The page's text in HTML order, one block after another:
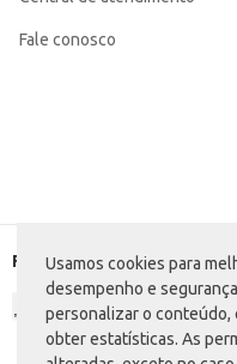
Usamos cookies para
desempenho e
personalizar o conteúdo,
obter estatísticas. As
Fale conosco
Formas de pagamento